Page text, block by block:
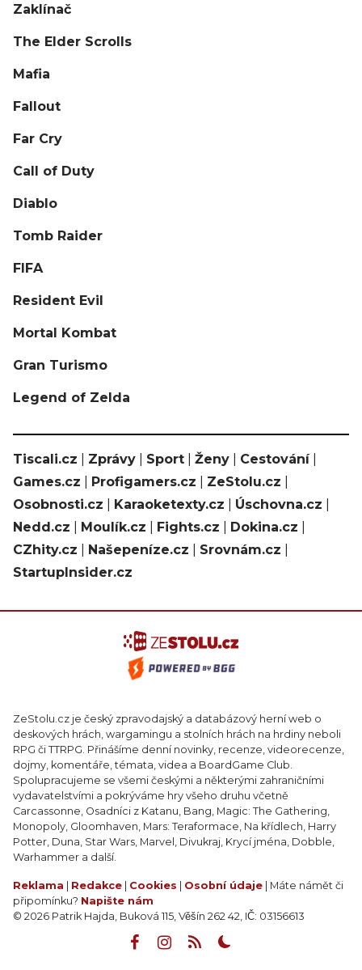
Zaklínač
The Elder Scrolls
Mafia
Fallout
Far Cry
Call of Duty
Diablo
Tomb Raider
FIFA
Resident Evil
Mortal Kombat
Gran Turismo
Legend of Zelda
Tiscali.cz Zprávy Sport Ženy Cestování|
Games.cz
Profigamers.cz ZeStolu.cz
Osobnosti.cz
Karaoketexty.cz Úschovna.cz
Nedd.cz
Moulík.cz Fights.cz Dokina.cz
CZhity.cz
Našepeníze.cz Srovnám.cz
StartupInsider.cz
ZeStolu.cz je český zpravodajský a databázový herní web o
deskových hrách, wargamingu a stolních hrách na hrdiny neboli
RPG či TTRPG. Přinášíme denní novinky, recenze, videorecenze,
dojmy, komentáře, témata, videa a BoardGame Club.
Spolupracujeme se všemi českými a některými zahraničními
vydavatelstvími a pokrýváme hry všeho druhu včetně
Carcassonne, Osadníci z Katanu, Bang, Magic: The Gathering,
Monopoly, Gloomhaven, Mars: Teraformace, Na křídlech, Harry
Potter, Duna, Star Wars, Marvel, Divukraj, Krycí jména, Dobble,
Warhammer a další.
Reklama Redakce Cookies Osobní údaje | Máte námět či
připomínku? Napište nám
© 2026 Patrik Hajda, Buková 115, Věšín 262 42, IČ: 03156613